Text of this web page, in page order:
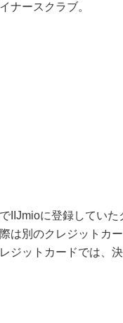
ナースクラブ。
IIJmioに登録していた
は別のクレジットカ
ジットカードでは、